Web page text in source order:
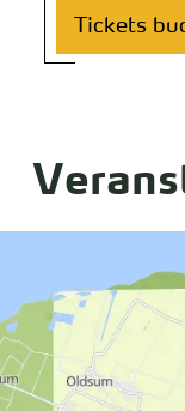
Tickets